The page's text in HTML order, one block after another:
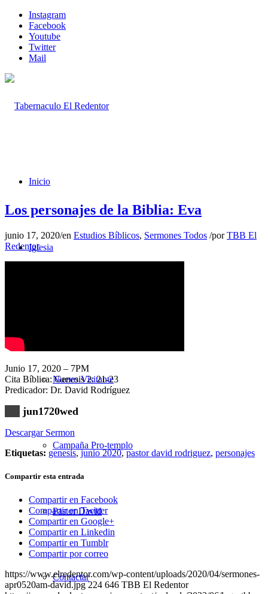
Instagram
Facebook
Youtube
Twitter
Mail
Inicio
Iglesia
Nuevo Visitante
Campaña Pro-templo
Pastor David
Contactar
Los personajes de la Biblia: Eva
junio 17, 2020/en Estudios Bíblicos, Sermones Todos /porTBB El
Redentor
Junio 17, 2020 – 7PM
Cita Bíblica: Genesis 2: 21-23
Predicador: Dr. David Rodríguez
jun1720wed
Descargar Sermon
Etiquetas: genesis,junio 2020,pastor david rodriguez, personajes
Compartir esta entrada
Compartir en Facebook
Compartir en Twitter
Compartir en Google+
Compartir en Linkedin
Compartir en Tumblr
Compartir por correo
https://www.elredentor.com/wp-content/uploads/2020/04/sermones-
apr0520am-david.jpg 224 646 TBB El Redentor